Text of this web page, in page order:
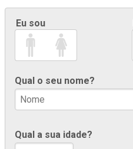
Eu sou
Qual o seu nome?
Qual a sua idade?